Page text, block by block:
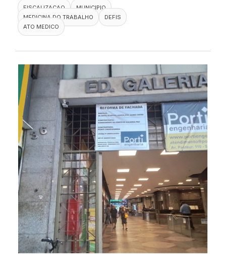
FISCALIZACAO
MUNICIPIO
MEDICINA DO TRABALHO
DEFIS
ATO MEDICO